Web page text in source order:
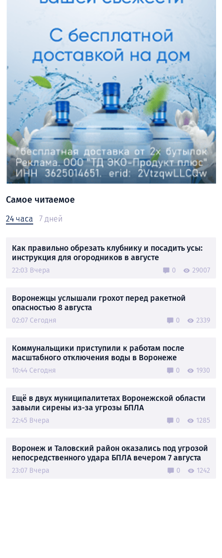
Самое читаемое
24 часа 7 дней
Как правильно обрезать клубнику и посадить усы:
инструкция для огородников в августе
22:03 Вчера 0 29007
Воронежцы услышали грохот перед ракетной
опасностью 8 августа
02:07 Сегодня 0 2339
Коммунальщики приступили к работам после
масштабного отключения воды в Воронеже
10:44 Сегодня 0 1930
Ещё в двух муниципалитетах Воронежской области
завыли сирены из-за угрозы БПЛА
22:45 Вчера 0 1285
Воронеж и Таловский район оказались под угрозой
непосредственного удара БПЛА вечером 7 августа
23:07 Вчера 0 1242